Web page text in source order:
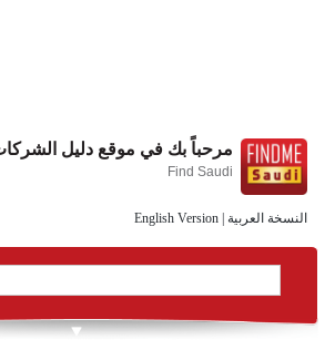
النسخة العربية English Version
مرحباً بك في موقع دليل
Find Saudi